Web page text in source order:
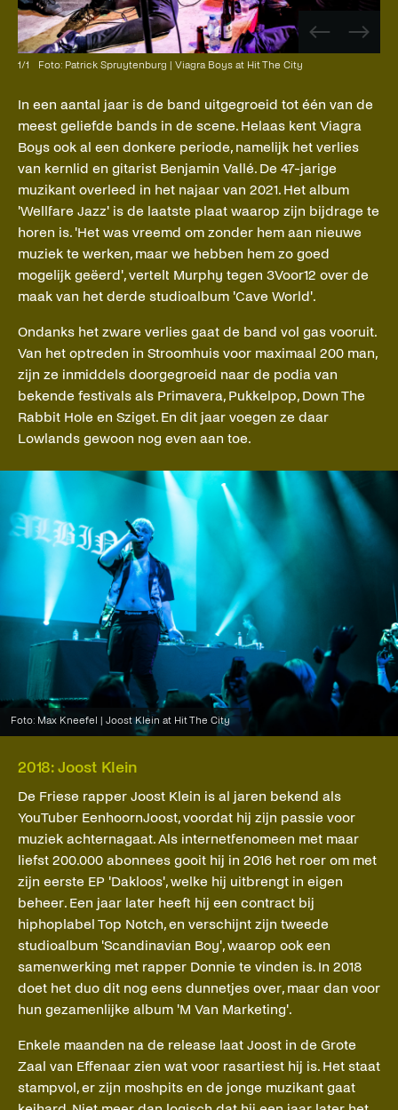
Vorige
afbeelding
1/1 Foto: Patrick Spruytenburg | Viagra Boys at Hit The City
In een aantal jaar is de band uitgegroeid tot één van de
meest geliefde bands in de scene. Helaas kent Viagra
Boys ook al een donkere periode, namelijk het verlies
van kernlid en gitarist Benjamin Vallé. De 47-jarige
muzikant overleed in het najaar van 2021. Het album
'Wellfare Jazz' is de laatste plaat waarop zijn bijdrage te
horen is. 'Het was vreemd om zonder hem aan nieuwe
muziek te werken, maar we hebben hem zo goed
mogelijk geëerd', vertelt Murphy tegen 3Voor12 over de
maak van het derde studioalbum 'Cave World'.
Ondanks het zware verlies gaat de band vol gas vooruit.
Van het optreden in Stroomhuis voor maximaal 200 man,
zijn ze inmiddels doorgegroeid naar de podia van
bekende festivals als Primavera, Pukkelpop, Down The
Rabbit Hole en Sziget. En dit jaar voegen ze daar
Lowlands gewoon nog even aan toe.
Foto: Max Kneefel | Joost Klein at Hit The City
2018: Joost Klein
De Friese rapper Joost Klein is al jaren bekend als
YouTuber EenhoornJoost, voordat hij zijn passie voor
muziek achternagaat. Als internetfenomeen met maar
liefst 200.000 abonnees gooit hij in 2016 het roer om met
zijn eerste EP 'Dakloos', welke hij uitbrengt in eigen
beheer. Een jaar later heeft hij een contract bij
hiphoplabel Top Notch, en verschijnt zijn tweede
studioalbum 'Scandinavian Boy', waarop ook een
samenwerking met rapper Donnie te vinden is. In 2018
doet het duo dit nog eens dunnetjes over, maar dan voor
hun gezamenlijke album 'M Van Marketing'.
Enkele maanden na de release laat Joost in de Grote
Zaal van Effenaar zien wat voor rasartiest hij is. Het staat
stampvol, er zijn moshpits en de jonge muzikant gaat